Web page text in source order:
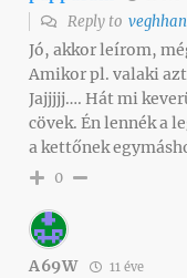
Reply to
Jó, akkor leírom,
Amikor pl. valaki
Jajjjjj…. Hát mi
cövek. Én lennék a
a kettőnek
0
A69W 11 éve